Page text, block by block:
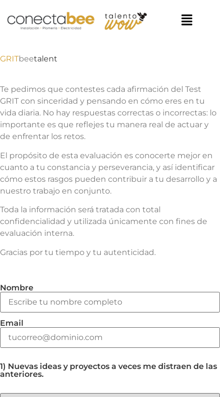
GRITbeetalent
Te pedimos que contestes cada afirmación del Test
GRIT con sinceridad y pensando en cómo eres en tu
vida diaria. No hay respuestas correctas o incorrectas: lo
importante es que reflejes tu manera real de actuar y
de enfrentar los retos.
El propósito de esta evaluación es conocerte mejor en
cuanto a tu constancia y perseverancia, y así identificar
cómo estos rasgos pueden contribuir a tu desarrollo y a
nuestro trabajo en conjunto.
Toda la información será tratada con total
confidencialidad y utilizada únicamente con fines de
evaluación interna.
Gracias por tu tiempo y tu autenticidad.
Nombre
Email
1) Nuevas ideas y proyectos a veces me distraen de las
anteriores.